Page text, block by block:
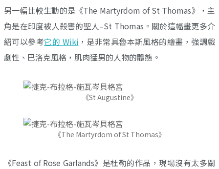
另一幅比較生動的是《The Martyrdom of St Thomas》，主
角是在印度被人殺害的聖人–St Thomas。關於這幅畫更多介
紹可以參考它的 Wiki ，是非常具魯本斯風格的繪畫，強調戲
劇性、巴洛克風格，肌肉猛男的人物的體態。
《St Augustine》
《The Martyrdom of St Thomas》
《Feast of Rose Garlands》是杜勒的作品，現場沒有太多關